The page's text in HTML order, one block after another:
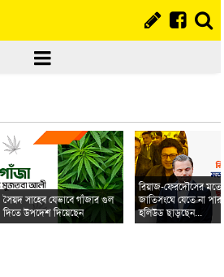
সৈয়দ সাহেব যেভাবে গাঁজার গুল
দিতে উপদেশ দিয়েছেন
রিয়াজ-ফেরদৌসের মতো
জাতিসংঘে যেতে না
হলিউড ছাড়ছেন...